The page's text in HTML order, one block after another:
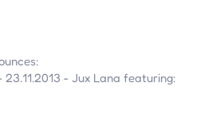
23.11.2013 - Jux Lana featuring: